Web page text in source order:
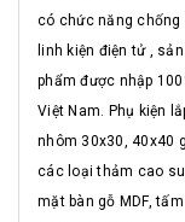
có chức năng chống
linh kiện điện tử ,
phẩm được nhập
Việt Nam. Phụ kiện
nhôm 30x30, 40x40
các loại thảm cao
mặt bàn gỗ MDF,